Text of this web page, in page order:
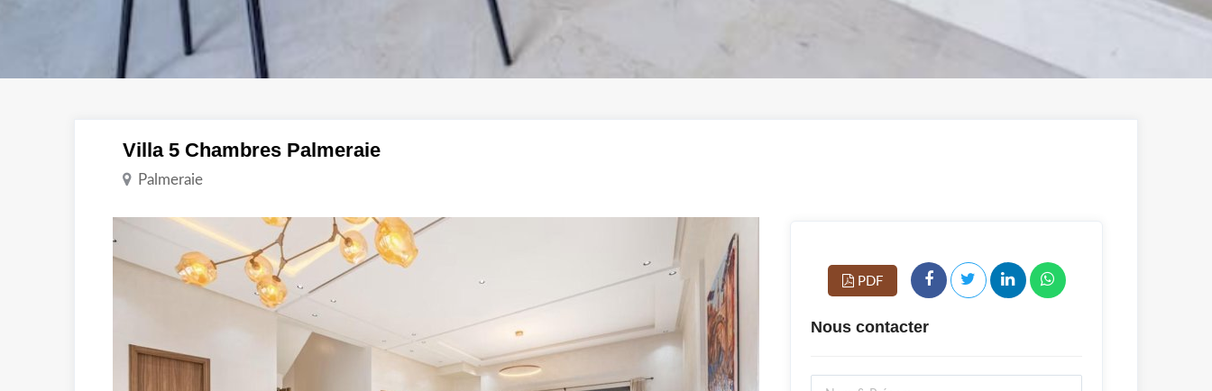
Villa 5 Chambres Palmeraie
Palmeraie
PDF
Nous contacter